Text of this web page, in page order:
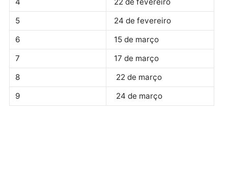
Trabalhadores do setor público que recebem pelo
Banco do Brasil:
Final da inscrição
Data do pagamento
0
15 de fevereiro
1
15 de fevereiro